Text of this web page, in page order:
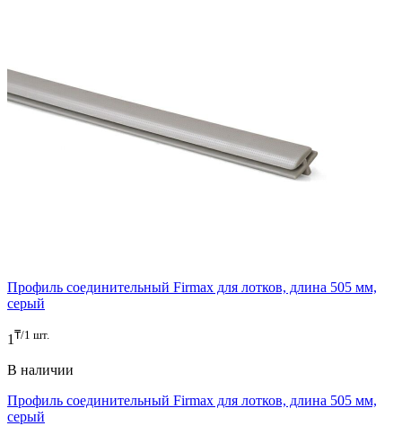
Профиль соединительный Firmax для лотков, длина 505 мм,
серый
1₸/1 шт.
В наличии
Профиль соединительный Firmax для лотков, длина 505 мм,
серый